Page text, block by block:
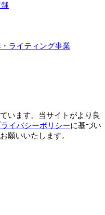
ライティング事業
います。当サイトがより良
ライバシーポリシーに基づい
願いいたします。